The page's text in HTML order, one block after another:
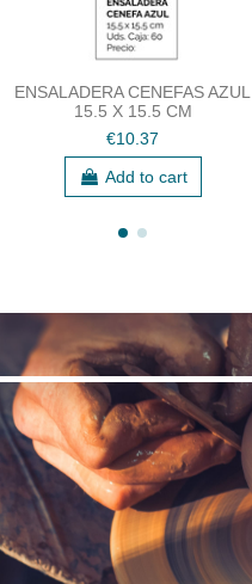
ENSALADERA CENEFAS AZUL
15.5 X 15.5 CM
€10.37
Add to cart